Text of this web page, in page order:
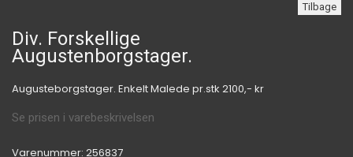
Tilbage
Div. Forskellige
Augustenborgstager.
Augusteborgstager. Enkelt Malede pr.stk 2100,- kr
Se prisen i varebeskrivelsen
Varenummer: 256837